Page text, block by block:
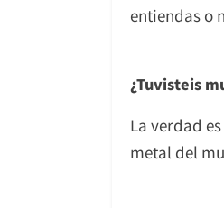
entiendas o
¿Tuvisteis
La verdad
metal del